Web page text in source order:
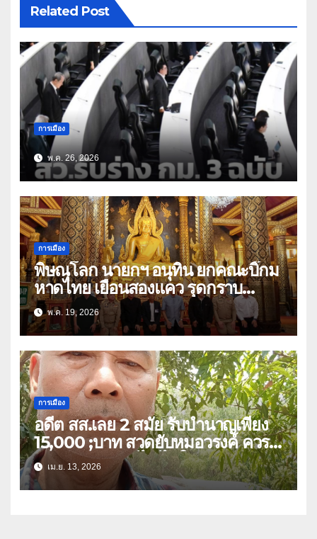
Related Post
การเมือง
พ.ค. 26, 2026
การเมือง
พิษณุโลก นายกฯ อนุทิน ยกคณะบิ๊กม
หาดไทย เยือนสองแคว รุดกราบ
พระพุทธชินราช ก่อนมีภารกิจร่วมฟัง
พระสวดอธิธรรม บิดา สส.พรรคภูมิใจ
ไทย เขต 3
พ.ค. 19, 2026
การเมือง
อดีต สส.เลย 2 สมัย รับบำนาญเพียง
15,000 ;บาท สวดยับหมอวรงค์ ควร
หาวิธีปรับลดแก้ไข ไม่ใช่ยกเลิก
เม.ย. 13, 2026